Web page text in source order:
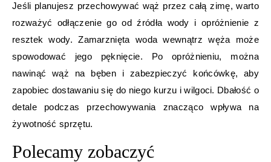
Jeśli planujesz przechowywać wąż przez całą zimę, warto
rozważyć odłączenie go od źródła wody i opróżnienie z
resztek wody. Zamarznięta woda wewnątrz węża może
spowodować jego pęknięcie. Po opróżnieniu, można
nawinąć wąż na bęben i zabezpieczyć końcówkę, aby
zapobiec dostawaniu się do niego kurzu i wilgoci. Dbałość o
detale podczas przechowywania znacząco wpływa na
żywotność sprzętu.
Polecamy zobaczyć